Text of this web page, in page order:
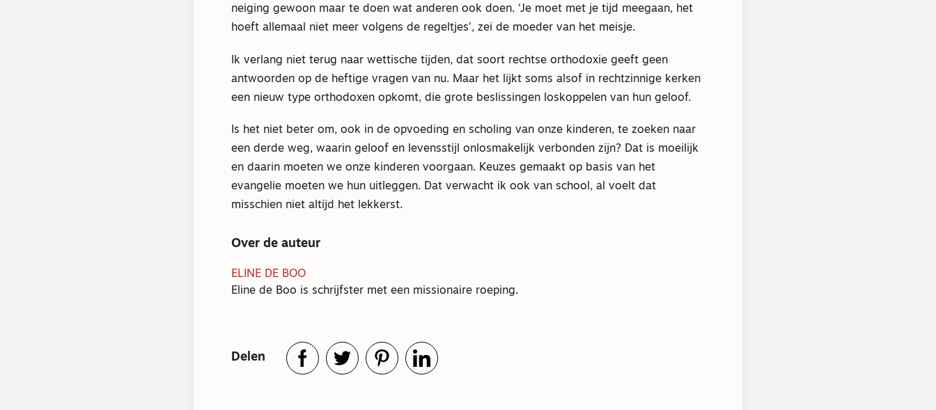
neiging gewoon maar te doen wat anderen ook doen. ‘Je moet met je tijd meegaan, het
hoeft allemaal niet meer volgens de regeltjes’, zei de moeder van het meisje.
Ik verlang niet terug naar wettische tijden, dat soort rechtse orthodoxie geeft geen
antwoorden op de heftige vragen van nu. Maar het lijkt soms alsof in rechtzinnige kerken
een nieuw type orthodoxen opkomt, die grote beslissingen loskoppelen van hun geloof.
Is het niet beter om, ook in de opvoeding en scholing van onze kinderen, te zoeken naar
een derde weg, waarin geloof en levensstijl onlosmakelijk verbonden zijn? Dat is moeilijk
en daarin moeten we onze kinderen voorgaan. Keuzes gemaakt op basis van het
evangelie moeten we hun uitleggen. Dat verwacht ik ook van school, al voelt dat
misschien niet altijd het lekkerst.
Over de auteur
ELINE DE BOO
Eline de Boo is schrijfster met een missionaire roeping.
Delen